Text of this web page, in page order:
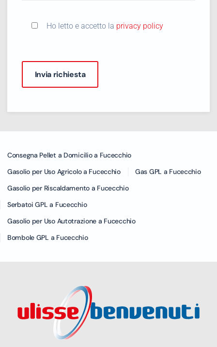
Ho letto e accetto la privacy policy
Consegna Pellet a Domicilio a Fucecchio
Gasolio per Uso Agricolo a Fucecchio
Gas GPL a Fucecchio
Gasolio per Riscaldamento a Fucecchio
Serbatoi GPL a Fucecchio
Gasolio per Uso Autotrazione a Fucecchio
Bombole GPL a Fucecchio